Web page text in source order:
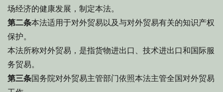
场经济的健康发展，制定本法。
第二条本法适用于对外贸易以及与对外贸易有关的知识产权
保护。
本法所称对外贸易，是指货物进出口、技术进出口和国际服
务贸易。
第三条国务院对外贸易主管部门依照本法主管全国对外贸易